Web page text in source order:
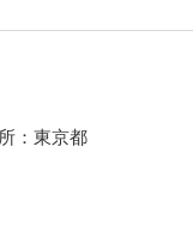
：東京都